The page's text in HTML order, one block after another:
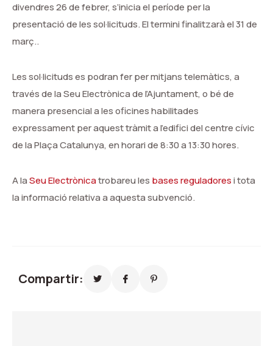
divendres 26 de febrer, s’inicia el període per la
presentacióde les sol·licituds. El termini finalitzaràel 31 de
març..
Les sol·licituds es podran fer per mitjans telemàtics, a
través de la Seu Electrònica de l’Ajuntament, o béde
manera presencial a les oficines habilitades
expressament per aquest tràmit a l’edifici del centre cívic
de la Plaça Catalunya, en horari de 8:30 a 13:30 hores.
A laSeu Electrònicatrobareu les bases reguladoresi tota
la informaciórelativa a aquesta subvenció.
Compartir: